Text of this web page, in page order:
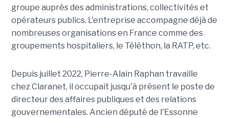
groupe auprès des administrations, collectivités et
opérateurs publics. L'entreprise accompagne déjà de
nombreuses organisations en France comme des
groupements hospitaliers, le Téléthon, la RATP, etc.
Depuis juillet 2022, Pierre-Alain Raphan travaille
chez Claranet, il occupait jusqu'à présent le poste de
directeur des affaires publiques et des relations
gouvernementales. Ancien député de l'Essonne